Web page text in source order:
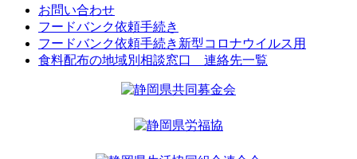
お問い合わせ
フードバンク依頼手続き
フードバンク依頼手続き新型コロナウイルス用
食料配布の地域別相談窓口 連絡先一覧